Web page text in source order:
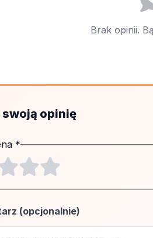
Brak opinii.
swoją opinię
*
(opcjonalnie)